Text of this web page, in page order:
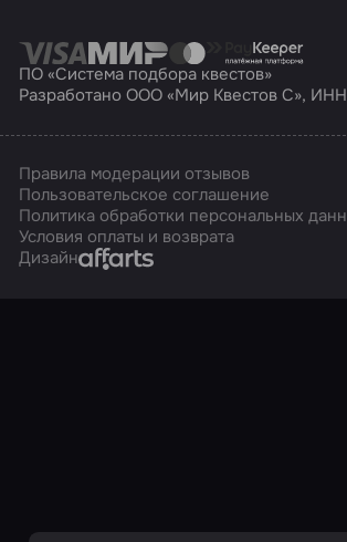
ПО «Система подбора квестов»
Разработано ООО «Мир Квестов С», ИНН
Правила модерации отзывов
Пользовательское соглашение
Политика обработки персональных
Условия оплаты и возврата
ДизайнAffarts